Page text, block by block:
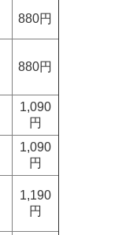
880円
880円
1,090
円
1,090
円
1,190
円